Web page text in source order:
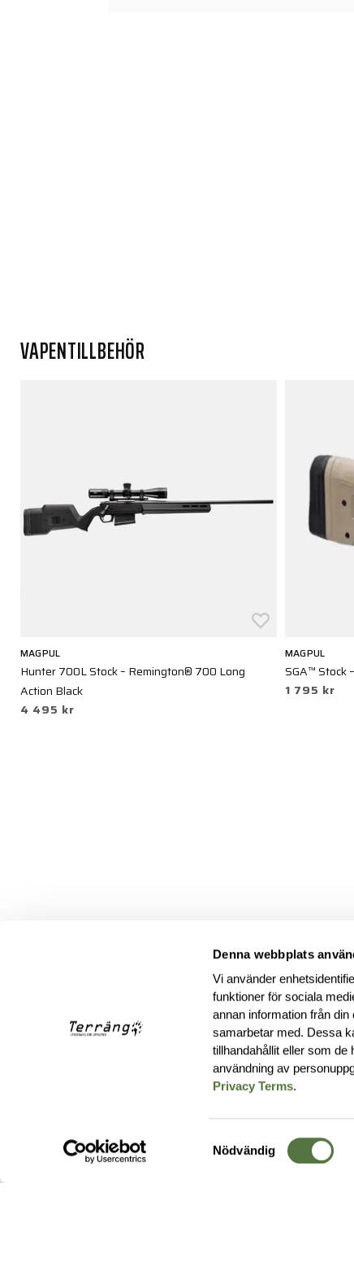
Denna webbplats
Vi använder
funktioner för sociala
annan information från
samarbetar med. Dessa
tillhandahållit eller som de
användning av
Privacy Terms.
Samtyckesval
Nödvändig
VAPENTILLBEHÖR
MAGPUL
Hunter 700L Stock – Remington® 700 Long
Action Black
4 495 kr
MAGPUL
SGA™ Stock
1 795 kr